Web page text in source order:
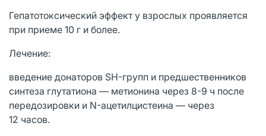
Гепатотоксический эффект у взрослых проявляется
при приеме 10 г и более.
Лечение:
введение донаторов SH-групп и предшественников
синтеза глутатиона — метионина через 8-9 ч после
передозировки и N-ацетилцистеина — через
12 часов.